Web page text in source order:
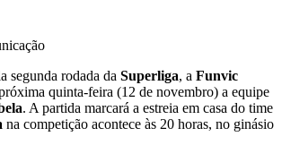
segunda rodada da Superliga, a Funvic
quinta-feira (12 de novembro) a equipe
. A partida marcará a estreia em casa do time
na competição acontece às 20 horas, no ginásio